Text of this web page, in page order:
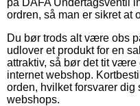
ordren, så man er sikret at
Du bør trods alt være obs
udlover et produkt for en
attraktiv, så bør det tit
internet webshop.
orden, hvilket forsvarer
webshops.